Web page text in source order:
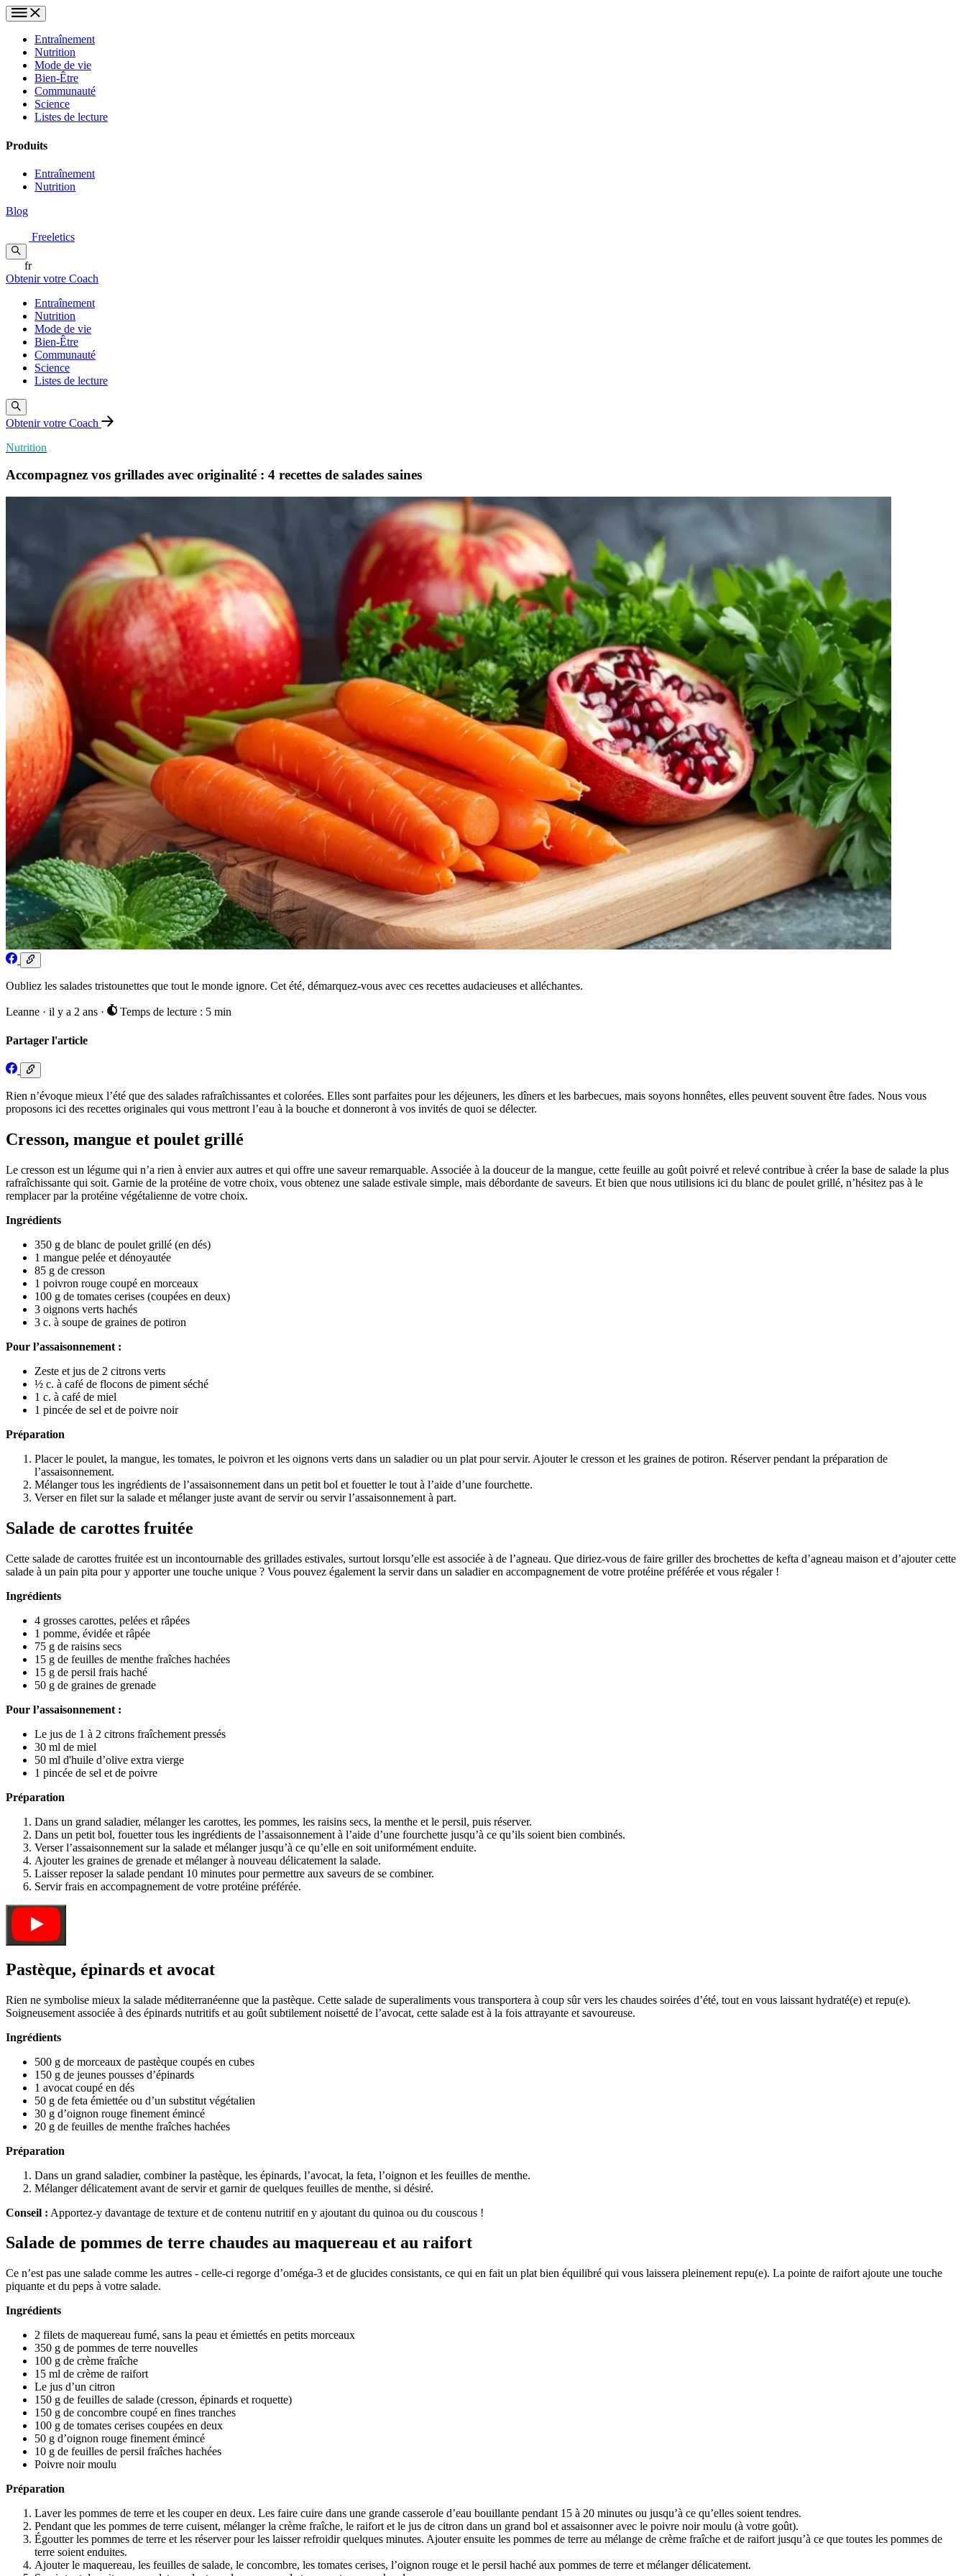
Entraînement
Nutrition
Mode de vie
Bien-Être
Communauté
Science
Listes de lecture
Produits
Entraînement
Nutrition
Blog
Freeletics
fr
Obtenir votre Coach
Entraînement
Nutrition
Mode de vie
Bien-Être
Communauté
Science
Listes de lecture
Obtenir votre Coach
Nutrition
Accompagnez vos grillades avec originalité : 4 recettes de salades saines
Oubliez les salades tristounettes que tout le monde ignore. Cet été, démarquez-vous avec ces recettes audacieuses et alléchantes.
Leanne · il y a 2 ans · Temps de lecture : 5 min
Partager l'article
Rien n’évoque mieux l’été que des salades rafraîchissantes et colorées. Elles sont parfaites pour les déjeuners, les dîners et les barbecues, mais soyons honnêtes, elles peuvent souvent être fades. Nous vous
proposons ici des recettes originales qui vous mettront l’eau à la bouche et donneront à vos invités de quoi se délecter.
Cresson, mangue et poulet grillé
Le cresson est un légume qui n’a rien à envier aux autres et qui offre une saveur remarquable. Associée à la douceur de la mangue, cette feuille au goût poivré et relevé contribue à créer la base de salade la plus
rafraîchissante qui soit. Garnie de la protéine de votre choix, vous obtenez une salade estivale simple, mais débordante de saveurs. Et bien que nous utilisions ici du blanc de poulet grillé, n’hésitez pas à le
remplacer par la protéine végétalienne de votre choix.
Ingrédients
350 g de blanc de poulet grillé (en dés)
1 mangue pelée et dénoyautée
85 g de cresson
1 poivron rouge coupé en morceaux
100 g de tomates cerises (coupées en deux)
3 oignons verts hachés
3 c. à soupe de graines de potiron
Pour l’assaisonnement :
Zeste et jus de 2 citrons verts
½ c. à café de flocons de piment séché
1 c. à café de miel
1 pincée de sel et de poivre noir
Préparation
Placer le poulet, la mangue, les tomates, le poivron et les oignons verts dans un saladier ou un plat pour servir. Ajouter le cresson et les graines de potiron. Réserver pendant la préparation de
l’assaisonnement.
Mélanger tous les ingrédients de l’assaisonnement dans un petit bol et fouetter le tout à l’aide d’une fourchette.
Verser en filet sur la salade et mélanger juste avant de servir ou servir l’assaisonnement à part.
Salade de carottes fruitée
Cette salade de carottes fruitée est un incontournable des grillades estivales, surtout lorsqu’elle est associée à de l’agneau. Que diriez-vous de faire griller des brochettes de kefta d’agneau maison et d’ajouter cette
salade à un pain pita pour y apporter une touche unique ? Vous pouvez également la servir dans un saladier en accompagnement de votre protéine préférée et vous régaler !
Ingrédients
4 grosses carottes, pelées et râpées
1 pomme, évidée et râpée
75 g de raisins secs
15 g de feuilles de menthe fraîches hachées
15 g de persil frais haché
50 g de graines de grenade
Pour l’assaisonnement :
Le jus de 1 à 2 citrons fraîchement pressés
30 ml de miel
50 ml d'huile d’olive extra vierge
1 pincée de sel et de poivre
Préparation
Dans un grand saladier, mélanger les carottes, les pommes, les raisins secs, la menthe et le persil, puis réserver.
Dans un petit bol, fouetter tous les ingrédients de l’assaisonnement à l’aide d’une fourchette jusqu’à ce qu’ils soient bien combinés.
Verser l’assaisonnement sur la salade et mélanger jusqu’à ce qu’elle en soit uniformément enduite.
Ajouter les graines de grenade et mélanger à nouveau délicatement la salade.
Laisser reposer la salade pendant 10 minutes pour permettre aux saveurs de se combiner.
Servir frais en accompagnement de votre protéine préférée.
Pastèque, épinards et avocat
Rien ne symbolise mieux la salade méditerranéenne que la pastèque. Cette salade de superaliments vous transportera à coup sûr vers les chaudes soirées d’été, tout en vous laissant hydraté(e) et repu(e).
Soigneusement associée à des épinards nutritifs et au goût subtilement noisetté de l’avocat, cette salade est à la fois attrayante et savoureuse.
Ingrédients
500 g de morceaux de pastèque coupés en cubes
150 g de jeunes pousses d’épinards
1 avocat coupé en dés
50 g de feta émiettée ou d’un substitut végétalien
30 g d’oignon rouge finement émincé
20 g de feuilles de menthe fraîches hachées
Préparation
Dans un grand saladier, combiner la pastèque, les épinards, l’avocat, la feta, l’oignon et les feuilles de menthe.
Mélanger délicatement avant de servir et garnir de quelques feuilles de menthe, si désiré.
Conseil : Apportez-y davantage de texture et de contenu nutritif en y ajoutant du quinoa ou du couscous !
Salade de pommes de terre chaudes au maquereau et au raifort
Ce n’est pas une salade comme les autres - celle-ci regorge d’oméga-3 et de glucides consistants, ce qui en fait un plat bien équilibré qui vous laissera pleinement repu(e). La pointe de raifort ajoute une touche
piquante et du peps à votre salade.
Ingrédients
2 filets de maquereau fumé, sans la peau et émiettés en petits morceaux
350 g de pommes de terre nouvelles
100 g de crème fraîche
15 ml de crème de raifort
Le jus d’un citron
150 g de feuilles de salade (cresson, épinards et roquette)
150 g de concombre coupé en fines tranches
100 g de tomates cerises coupées en deux
50 g d’oignon rouge finement émincé
10 g de feuilles de persil fraîches hachées
Poivre noir moulu
Préparation
Laver les pommes de terre et les couper en deux. Les faire cuire dans une grande casserole d’eau bouillante pendant 15 à 20 minutes ou jusqu’à ce qu’elles soient tendres.
Pendant que les pommes de terre cuisent, mélanger la crème fraîche, le raifort et le jus de citron dans un grand bol et assaisonner avec le poivre noir moulu (à votre goût).
Égoutter les pommes de terre et les réserver pour les laisser refroidir quelques minutes. Ajouter ensuite les pommes de terre au mélange de crème fraîche et de raifort jusqu’à ce que toutes les pommes de
terre soient enduites.
Ajouter le maquereau, les feuilles de salade, le concombre, les tomates cerises, l’oignon rouge et le persil haché aux pommes de terre et mélanger délicatement.